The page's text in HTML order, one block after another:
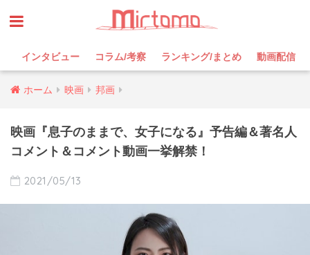
インタビュー コラム/考察 ランキング/まとめ 動画配信
ホーム 映画 邦画
映画『息子のままで、女子になる』予告編＆著名人
コメント＆コメント動画一挙解禁！
2021/05/13